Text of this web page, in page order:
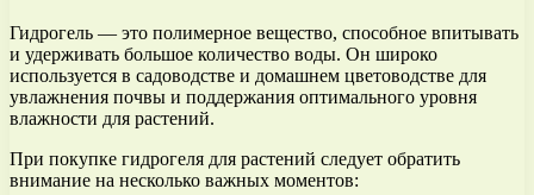
Гидрогель — это полимерное вещество, способное впитывать
и удерживать большое количество воды. Он широко
используется в садоводстве и домашнем цветоводстве для
увлажнения почвы и поддержания оптимального уровня
влажности для растений.
При покупке гидрогеля для растений следует обратить
внимание на несколько важных моментов: